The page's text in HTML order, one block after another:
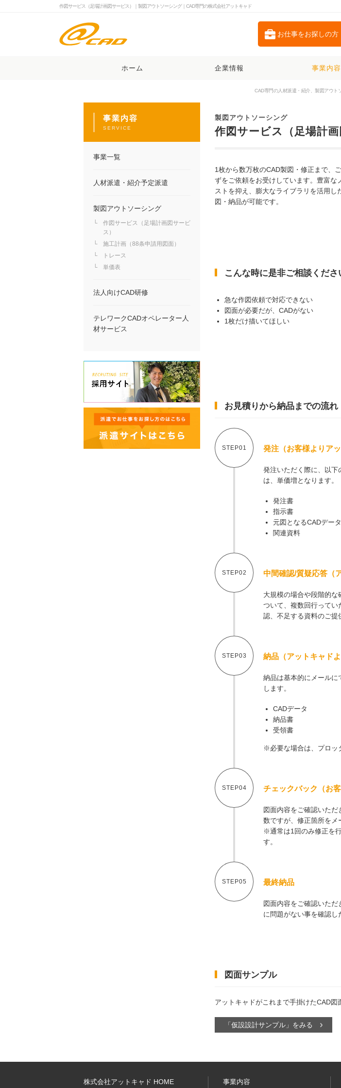
作図サービス（足場計画図サービス）｜製図アウトソーシング｜CAD専門の株式会社アットキャド
お仕事をお探しの方
ホーム 企業情報 事業内容
CAD専門の人材派遣・紹介、製図アウト
製図アウトソーシング
作図サービス（足場計画
1枚から数万枚のCAD製図・修正まで、
ずをご依頼をお受けしています。豊富な
ストを抑え、膨大なライブラリを活用し
図・納品が可能です。
こんな時に是非ご相談くださ
急な作図依頼で対応できない
図面が必要だが、CADがない
1枚だけ描いてほしい
お見積りから納品までの流れ
STEP01 発注（お客様よりアッ
発注いただく際に、以下
は、単価増となります。
発注書
指示書
元図となるCADデー
関連資料
STEP02 中間確認/質疑応答（
大規模の場合や段階的
ついて、複数回行って
認、不足する資料のご提
STEP03 納品（アットキャドよ
納品は基本的にメールに
します。
CADデータ
納品書
受領書
※必要な場合は、プロッ
STEP04 チェックバック（お
図面内容をご確認いた
数ですが、修正箇所をメ
※通常は1回のみ修正を
す。
STEP05 最終納品
図面内容をご確認いた
に問題がない事を確認し
図面サンプル
アットキャドがこれまで手掛けたCAD図
「仮設設計サンプル」をみる
事業内容
SERVICE
事業一覧
人材派遣・紹介予定派遣
製図アウトソーシング
作図サービス（足場計画図サービ
ス）
施工計画（88条申請用図面）
トレース
単価表
法人向けCAD研修
テレワークCADオペレーター人
材サービス
株式会社アットキャド HOME 事業内容